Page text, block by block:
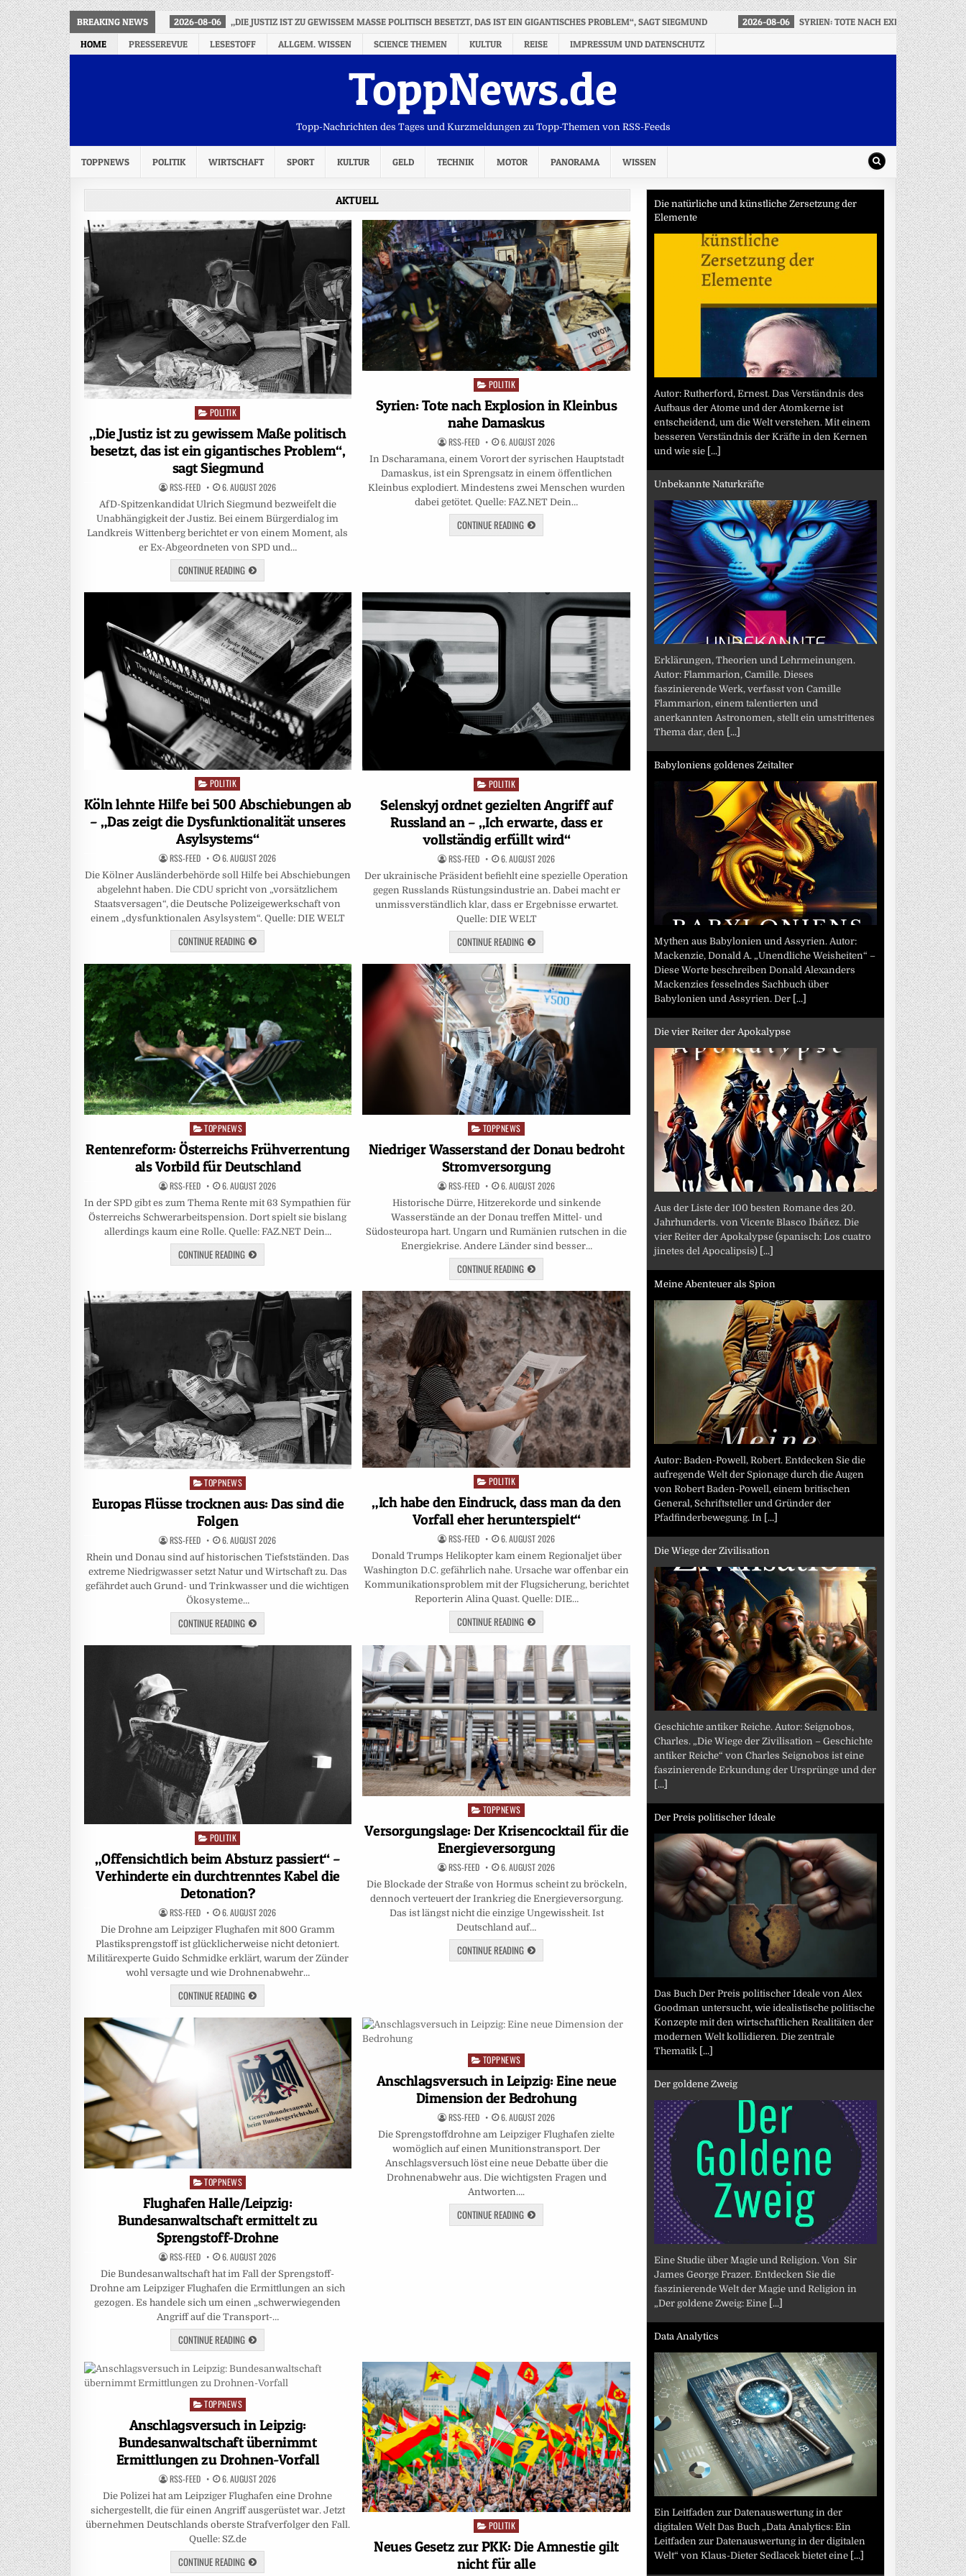
BREAKING NEWS 2026-08-06 „DIE JUSTIZ IST ZU GEWISSEM MASSE POLITISCH BESETZT, DAS IST EIN GIGANTISCHES PROBLEM“, SAGT SIEGMUND 2026-08-06
SYRIEN: TOTE NACH EXPLOSION IN
HOME
PRESSEREVUE LESESTOFF ALLGEM. WISSEN SCIENCE THEMEN KULTUR REISE IMPRESSUM UND DATENSCHUTZ
ToppNews.de
Topp-Nachrichten des Tages und Kurzmeldungen zu Topp-Themen von RSS-Feeds
TOPPNEWS POLITIK WIRTSCHAFT SPORT KULTUR GELD TECHNIK MOTOR PANORAMA WISSEN
AKTUELL
Posted
POLITIK
„Die Justiz ist zu gewissem Maße politisch
besetzt, das ist ein gigantisches Problem“,
sagt Siegmund
RSS-FEED 6. AUGUST 2026
AfD-Spitzenkandidat Ulrich Siegmund bezweifelt die
Unabhängigkeit der Justiz. Bei einem Bürgerdialog im
Landkreis Wittenberg berichtet er von einem Moment, als
er Ex-Abgeordneten von SPD und…
CONTINUE READING
Posted
in
POLITIK
Syrien: Tote nach Explosion in Kleinbus
nahe Damaskus
RSS-FEED 6. AUGUST 2026
In Dscharamana, einem Vorort der syrischen Hauptstadt
Damaskus, ist ein Sprengsatz in einem öffentlichen
Kleinbus explodiert. Mindestens zwei Menschen wurden
dabei getötet. Quelle: FAZ.NET Dein…
CONTINUE READING
Posted
POLITIK
Köln lehnte Hilfe bei 500 Abschiebungen ab
– „Das zeigt die Dysfunktionalität unseres
Asylsystems“
RSS-FEED 6. AUGUST 2026
Die Kölner Ausländerbehörde soll Hilfe bei Abschiebungen
abgelehnt haben. Die CDU spricht von „vorsätzlichem
Staatsversagen“, die Deutsche Polizeigewerkschaft von
einem „dysfunktionalen Asylsystem“. Quelle: DIE WELT
CONTINUE READING
Posted
in
POLITIK
Selenskyj ordnet gezielten Angriff auf
Russland an – „Ich erwarte, dass er
vollständig erfüllt wird“
RSS-FEED 6. AUGUST 2026
Der ukrainische Präsident befiehlt eine spezielle Operation
gegen Russlands Rüstungsindustrie an. Dabei macht er
unmissverständlich klar, dass er Ergebnisse erwartet.
Quelle: DIE WELT
CONTINUE READING
Posted
TOPPNEWS
Rentenreform: Österreichs Frühverrentung
als Vorbild für Deutschland
RSS-FEED 6. AUGUST 2026
In der SPD gibt es zum Thema Rente mit 63 Sympathien für
Österreichs Schwerarbeitspension. Dort spielt sie bislang
allerdings kaum eine Rolle. Quelle: FAZ.NET Dein…
CONTINUE READING
Posted
TOPPNEWS
Niedriger Wasserstand der Donau bedroht
Stromversorgung
RSS-FEED 6. AUGUST 2026
Historische Dürre, Hitzerekorde und sinkende
Wasserstände an der Donau treffen Mittel- und
Südosteuropa hart. Ungarn und Rumänien rutschen in die
Energiekrise. Andere Länder sind besser…
CONTINUE READING
Posted
TOPPNEWS
Europas Flüsse trocknen aus: Das sind die
Folgen
RSS-FEED 6. AUGUST 2026
Rhein und Donau sind auf historischen Tiefstständen. Das
extreme Niedrigwasser setzt Natur und Wirtschaft zu. Das
gefährdet auch Grund- und Trinkwasser und die wichtigen
Ökosysteme…
CONTINUE READING
Posted
in
POLITIK
„Ich habe den Eindruck, dass man da den
Vorfall eher herunterspielt“
RSS-FEED 6. AUGUST 2026
Donald Trumps Helikopter kam einem Regionaljet über
Washington D.C. gefährlich nahe. Ursache war offenbar ein
Kommunikationsproblem mit der Flugsicherung, berichtet
Reporterin Alina Quast. Quelle: DIE…
CONTINUE READING
Posted
POLITIK
„Offensichtlich beim Absturz passiert“ –
Verhinderte ein durchtrenntes Kabel die
Detonation?
RSS-FEED 6. AUGUST 2026
Die Drohne am Leipziger Flughafen mit 800 Gramm
Plastiksprengstoff ist glücklicherweise nicht detoniert.
Militärexperte Guido Schmidke erklärt, warum der Zünder
wohl versagte und wie Drohnenabwehr…
CONTINUE READING
Posted
in
TOPPNEWS
Versorgungslage: Der Krisencocktail für die
Energieversorgung
RSS-FEED 6. AUGUST 2026
Die Blockade der Straße von Hormus scheint zu bröckeln,
dennoch verteuert der Irankrieg die Energieversorgung.
Das ist längst nicht die einzige Ungewissheit. Ist
Deutschland auf…
CONTINUE READING
Posted
in
TOPPNEWS
Flughafen Halle/Leipzig:
Bundesanwaltschaft ermittelt zu
Sprengstoff-Drohne
RSS-FEED 6. AUGUST 2026
Die Bundesanwaltschaft hat im Fall der Sprengstoff-
Drohne am Leipziger Flughafen die Ermittlungen an sich
gezogen. Es handele sich um einen „schwerwiegenden
Angriff auf die Transport-…
CONTINUE READING
Posted
TOPPNEWS
Anschlagsversuch in Leipzig: Eine neue
Dimension der Bedrohung
RSS-FEED 6. AUGUST 2026
Die Sprengstoffdrohne am Leipziger Flughafen zielte
womöglich auf einen Munitionstransport. Der
Anschlagsversuch löst eine neue Debatte über die
Drohnenabwehr aus. Die wichtigsten Fragen und
Antworten….
CONTINUE READING
Posted
TOPPNEWS
Anschlagsversuch in Leipzig:
Bundesanwaltschaft übernimmt
Ermittlungen zu Drohnen-Vorfall
RSS-FEED 6. AUGUST 2026
Die Polizei hat am Leipziger Flughafen eine Drohne
sichergestellt, die für einen Angriff ausgerüstet war. Jetzt
übernehmen Deutschlands oberste Strafverfolger den Fall.
Quelle: SZ.de
CONTINUE READING
Posted
in
POLITIK
Neues Gesetz zur PKK: Die Amnestie gilt
nicht für alle
Die natürliche und künstliche Zersetzung der
Elemente
Autor: Rutherford, Ernest. Das Verständnis des
Aufbaus der Atome und der Atomkerne ist
entscheidend, um die Welt verstehen. Mit einem
besseren Verständnis der Kräfte in den Kernen
und wie sie [...]
Unbekannte Naturkräfte
Erklärungen, Theorien und Lehrmeinungen.
Autor: Flammarion, Camille. Dieses
faszinierende Werk, verfasst von Camille
Flammarion, einem talentierten und
anerkannten Astronomen, stellt ein umstrittenes
Thema dar, den [...]
Babyloniens goldenes Zeitalter
Mythen aus Babylonien und Assyrien. Autor:
Mackenzie, Donald A. „Unendliche Weisheiten“ –
Diese Worte beschreiben Donald Alexanders
Mackenzies fesselndes Sachbuch über
Babylonien und Assyrien. Der [...]
Die vier Reiter der Apokalypse
Aus der Liste der 100 besten Romane des 20.
Jahrhunderts. von Vicente Blasco Ibáñez. Die
vier Reiter der Apokalypse (spanisch: Los cuatro
jinetes del Apocalipsis) [...]
Meine Abenteuer als Spion
Autor: Baden-Powell, Robert. Entdecken Sie die
aufregende Welt der Spionage durch die Augen
von Robert Baden-Powell, einem britischen
General, Schriftsteller und Gründer der
Pfadfinderbewegung. In [...]
Die Wiege der Zivilisation
Geschichte antiker Reiche. Autor: Seignobos,
Charles. „Die Wiege der Zivilisation – Geschichte
antiker Reiche“ von Charles Seignobos ist eine
faszinierende Erkundung der Ursprünge und der
[...]
Der Preis politischer Ideale
Das Buch Der Preis politischer Ideale von Alex
Goodman untersucht, wie idealistische politische
Konzepte mit den wirtschaftlichen Realitäten der
modernen Welt kollidieren. Die zentrale
Thematik [...]
Der goldene Zweig
Eine Studie über Magie und Religion. Von Sir
James George Frazer. Entdecken Sie die
faszinierende Welt der Magie und Religion in
„Der goldene Zweig: Eine [...]
Data Analytics
Ein Leitfaden zur Datenauswertung in der
digitalen Welt Das Buch „Data Analytics: Ein
Leitfaden zur Datenauswertung in der digitalen
Welt“ von Klaus-Dieter Sedlacek bietet eine [...]